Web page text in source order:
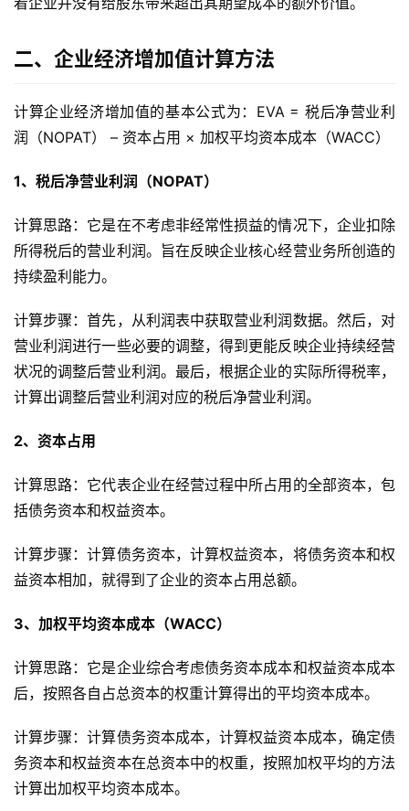
二、企业经济增加值计算方法
计算企业经济增加值的基本公式为：EVA = 税后净营业利
润（NOPAT） – 资本占用 × 加权平均资本成本（WACC）
1、税后净营业利润（NOPAT）
计算思路：它是在不考虑非经常性损益的情况下，企业扣除
所得税后的营业利润。旨在反映企业核心经营业务所创造的
持续盈利能力。
计算步骤：首先，从利润表中获取营业利润数据。然后，对
营业利润进行一些必要的调整，得到更能反映企业持续经营
状况的调整后营业利润。最后，根据企业的实际所得税率，
计算出调整后营业利润对应的税后净营业利润。
2、资本占用
计算思路：它代表企业在经营过程中所占用的全部资本，包
括债务资本和权益资本。
计算步骤：计算债务资本，计算权益资本，将债务资本和权
益资本相加，就得到了企业的资本占用总额。
3、加权平均资本成本（WACC）
计算思路：它是企业综合考虑债务资本成本和权益资本成本
后，按照各自占总资本的权重计算得出的平均资本成本。
计算步骤：计算债务资本成本，计算权益资本成本，确定债
务资本和权益资本在总资本中的权重，按照加权平均的方法
计算出加权平均资本成本。